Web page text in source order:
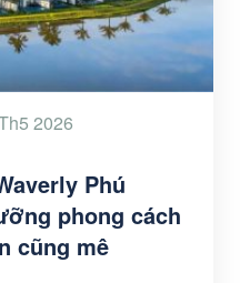
2026
Phú
phong cách
cũng mê